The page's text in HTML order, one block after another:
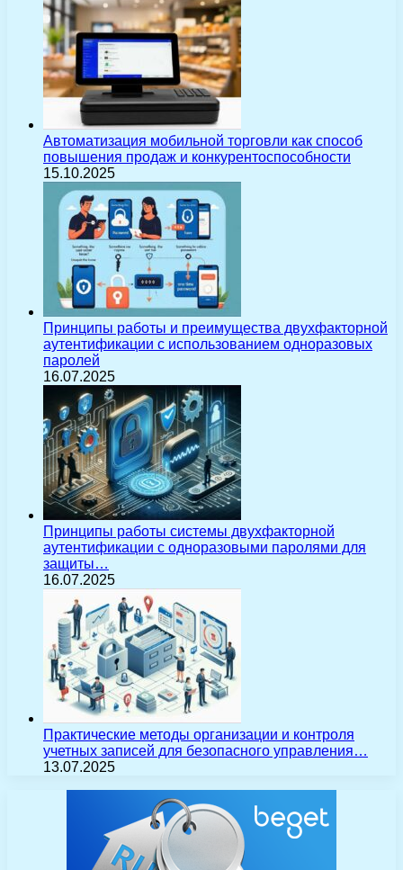
Автоматизация мобильной торговли как способ
повышения продаж и конкурентоспособности
15.10.2025
Принципы работы и преимущества двухфакторной
аутентификации с использованием одноразовых
паролей
16.07.2025
Принципы работы системы двухфакторной
аутентификации с одноразовыми паролями для
защиты…
16.07.2025
Практические методы организации и контроля
учетных записей для безопасного управления…
13.07.2025